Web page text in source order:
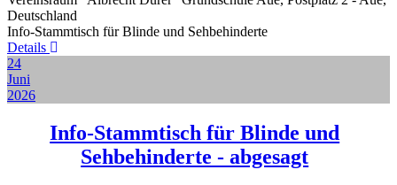
Deutschland
Info-Stammtisch für Blinde und Sehbehinderte
Details
24
Juni
2026
Info-Stammtisch für Blinde und
Sehbehinderte - abgesagt